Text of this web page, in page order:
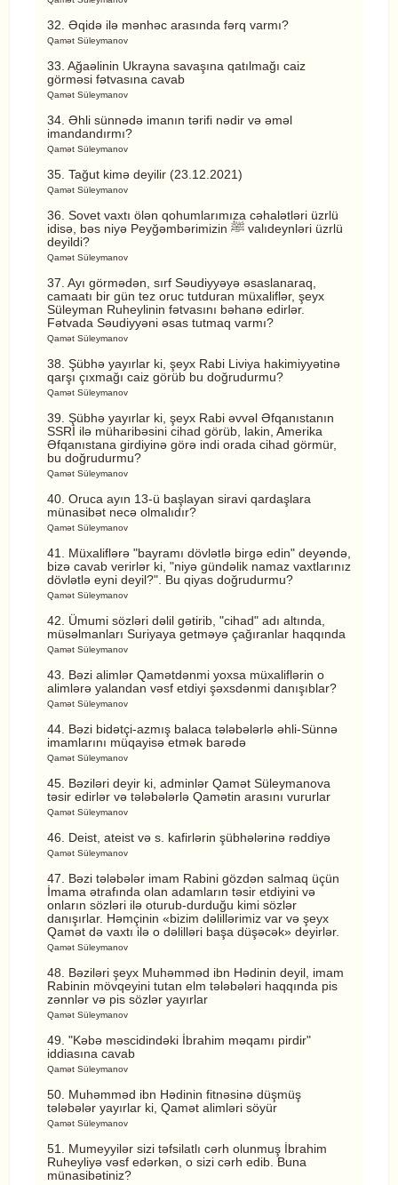
32. Əqidə ilə mənhəc arasında fərq varmı?
Qamət Süleymanov
33. Ağaəlinin Ukrayna savaşına qatılmağı caiz
görməsi fətvasına cavab
Qamət Süleymanov
34. Əhli sünnədə imanın tərifi nədir və əməl
imandandırmı?
Qamət Süleymanov
35. Tağut kimə deyilir (23.12.2021)
Qamət Süleymanov
36. Sovet vaxtı ölən qohumlarımıza cəhalətləri üzrlü
idisə, bəs niyə Peyğəmbərimizin ﷺ valıdeynləri üzrlü
deyildi?
Qamət Süleymanov
37. Ayı görmədən, sırf Səudiyyəyə əsaslanaraq,
camaatı bir gün tez oruc tutduran müxaliflər, şeyx
Süleyman Ruheylinin fətvasını bəhanə edirlər.
Fətvada Səudiyyəni əsas tutmaq varmı?
Qamət Süleymanov
38. Şübhə yayırlar ki, şeyx Rabi Liviya hakimiyyətinə
qarşı çıxmağı caiz görüb bu doğrudurmu?
Qamət Süleymanov
39. Şübhə yayırlar ki, şeyx Rabi əvvəl Əfqanıstanın
SSRİ ilə müharibəsini cihad görüb, lakin, Amerika
Əfqanıstana girdiyinə görə indi orada cihad görmür,
bu doğrudurmu?
Qamət Süleymanov
40. Oruca ayın 13-ü başlayan siravi qardaşlara
münasibət necə olmalıdır?
Qamət Süleymanov
41. Müxaliflərə "bayramı dövlətlə birgə edin" deyəndə,
bizə cavab verirlər ki, "niyə gündəlik namaz vaxtlarınız
dövlətlə eyni deyil?". Bu qiyas doğrudurmu?
Qamət Süleymanov
42. Ümumi sözləri dəlil gətirib, "cihad" adı altında,
müsəlmanları Suriyaya getməyə çağıranlar haqqında
Qamət Süleymanov
43. Bəzi alimlər Qamətdənmi yoxsa müxaliflərin o
alimlərə yalandan vəsf etdiyi şəxsdənmi danışıblar?
Qamət Süleymanov
44. Bəzi bidətçi-azmış balaca tələbələrlə əhli-Sünnə
imamlarını müqayisə etmək barədə
Qamət Süleymanov
45. Bəziləri deyir ki, adminlər Qamət Süleymanova
təsir edirlər və tələbələrlə Qamətin arasını vururlar
Qamət Süleymanov
46. Deist, ateist və s. kafirlərin şübhələrinə rəddiyə
Qamət Süleymanov
47. Bəzi tələbələr imam Rabini gözdən salmaq üçün
İmama ətrafında olan adamların təsir etdiyini və
onların sözləri ilə oturub-durduğu kimi sözlər
danışırlar. Həmçinin «bizim dəlillərimiz var və şeyx
Qamət də vaxtı ilə o dəlilləri başa düşəcək» deyirlər.
Qamət Süleymanov
48. Bəziləri şeyx Muhəmməd ibn Hədinin deyil, imam
Rabinin mövqeyini tutan elm tələbələri haqqında pis
zənnlər və pis sözlər yayırlar
Qamət Süleymanov
49. "Kəbə məscidindəki İbrahim məqamı pirdir"
iddiasına cavab
Qamət Süleymanov
50. Muhəmməd ibn Hədinin fitnəsinə düşmüş
tələbələr yayırlar ki, Qamət alimləri söyür
Qamət Süleymanov
51. Mumeyyilər sizi təfsilatlı cərh olunmuş İbrahim
Ruheyliyə vəsf edərkən, o sizi cərh edib. Buna
münasibətiniz?